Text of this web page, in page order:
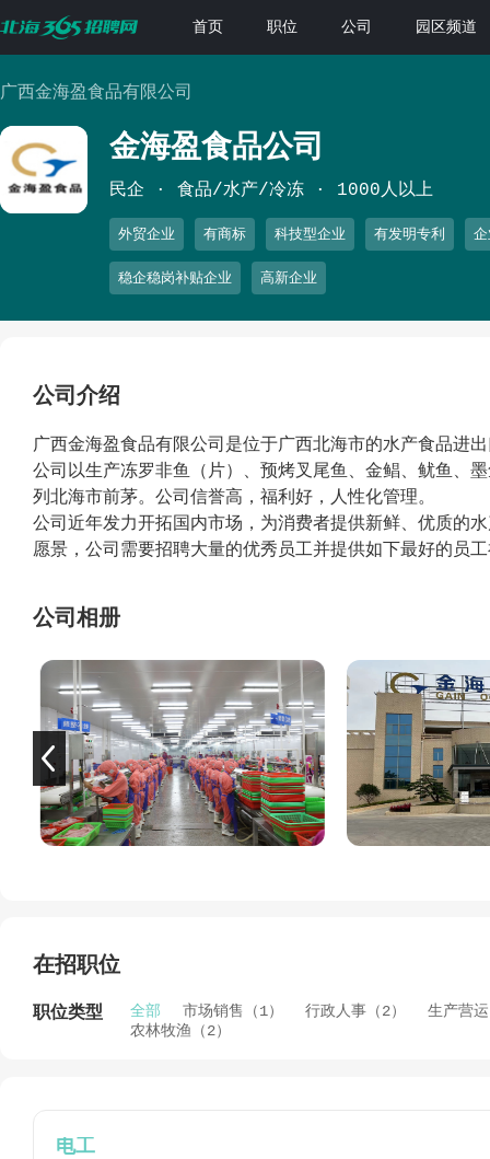
首页 职位 公司 园区频道
广西金海盈食品有限公司
金海盈食品公司
民企 食品/水产/冷冻 1000人以上
外贸企业 有商标 科技型企业 有发明专利
稳企稳岗补贴企业 高新企业
公司介绍
广西金海盈食品有限公司是位于广西北海市的水产食品进
公司以生产冻罗非鱼（片）、预烤叉尾鱼、金鲳、鱿鱼、
列北海市前茅。公司信誉高，福利好，人性化管理。
公司近年发力开拓国内市场，为消费者提供新鲜、优质的
愿景，公司需要招聘大量的优秀员工并提供如下最好的员
二、 免费住宿（有热水、空调）、伙食有补贴（1-2年公
三、 国家法定节假日可放假，还有节日福利、节假日加餐
四、 每月可无薪休2天，有满勤、超勤奖。
五、 车船票报销--在公司做满三个月报销春节来厂费用
票）。
六、 员工晋升渠道顺畅，多数基层班组长、现场质检由优
公司相册
在招职位
职位类型 全部 市场销售（1） 行政人事（2）
生产营
农林牧渔（2）
电工